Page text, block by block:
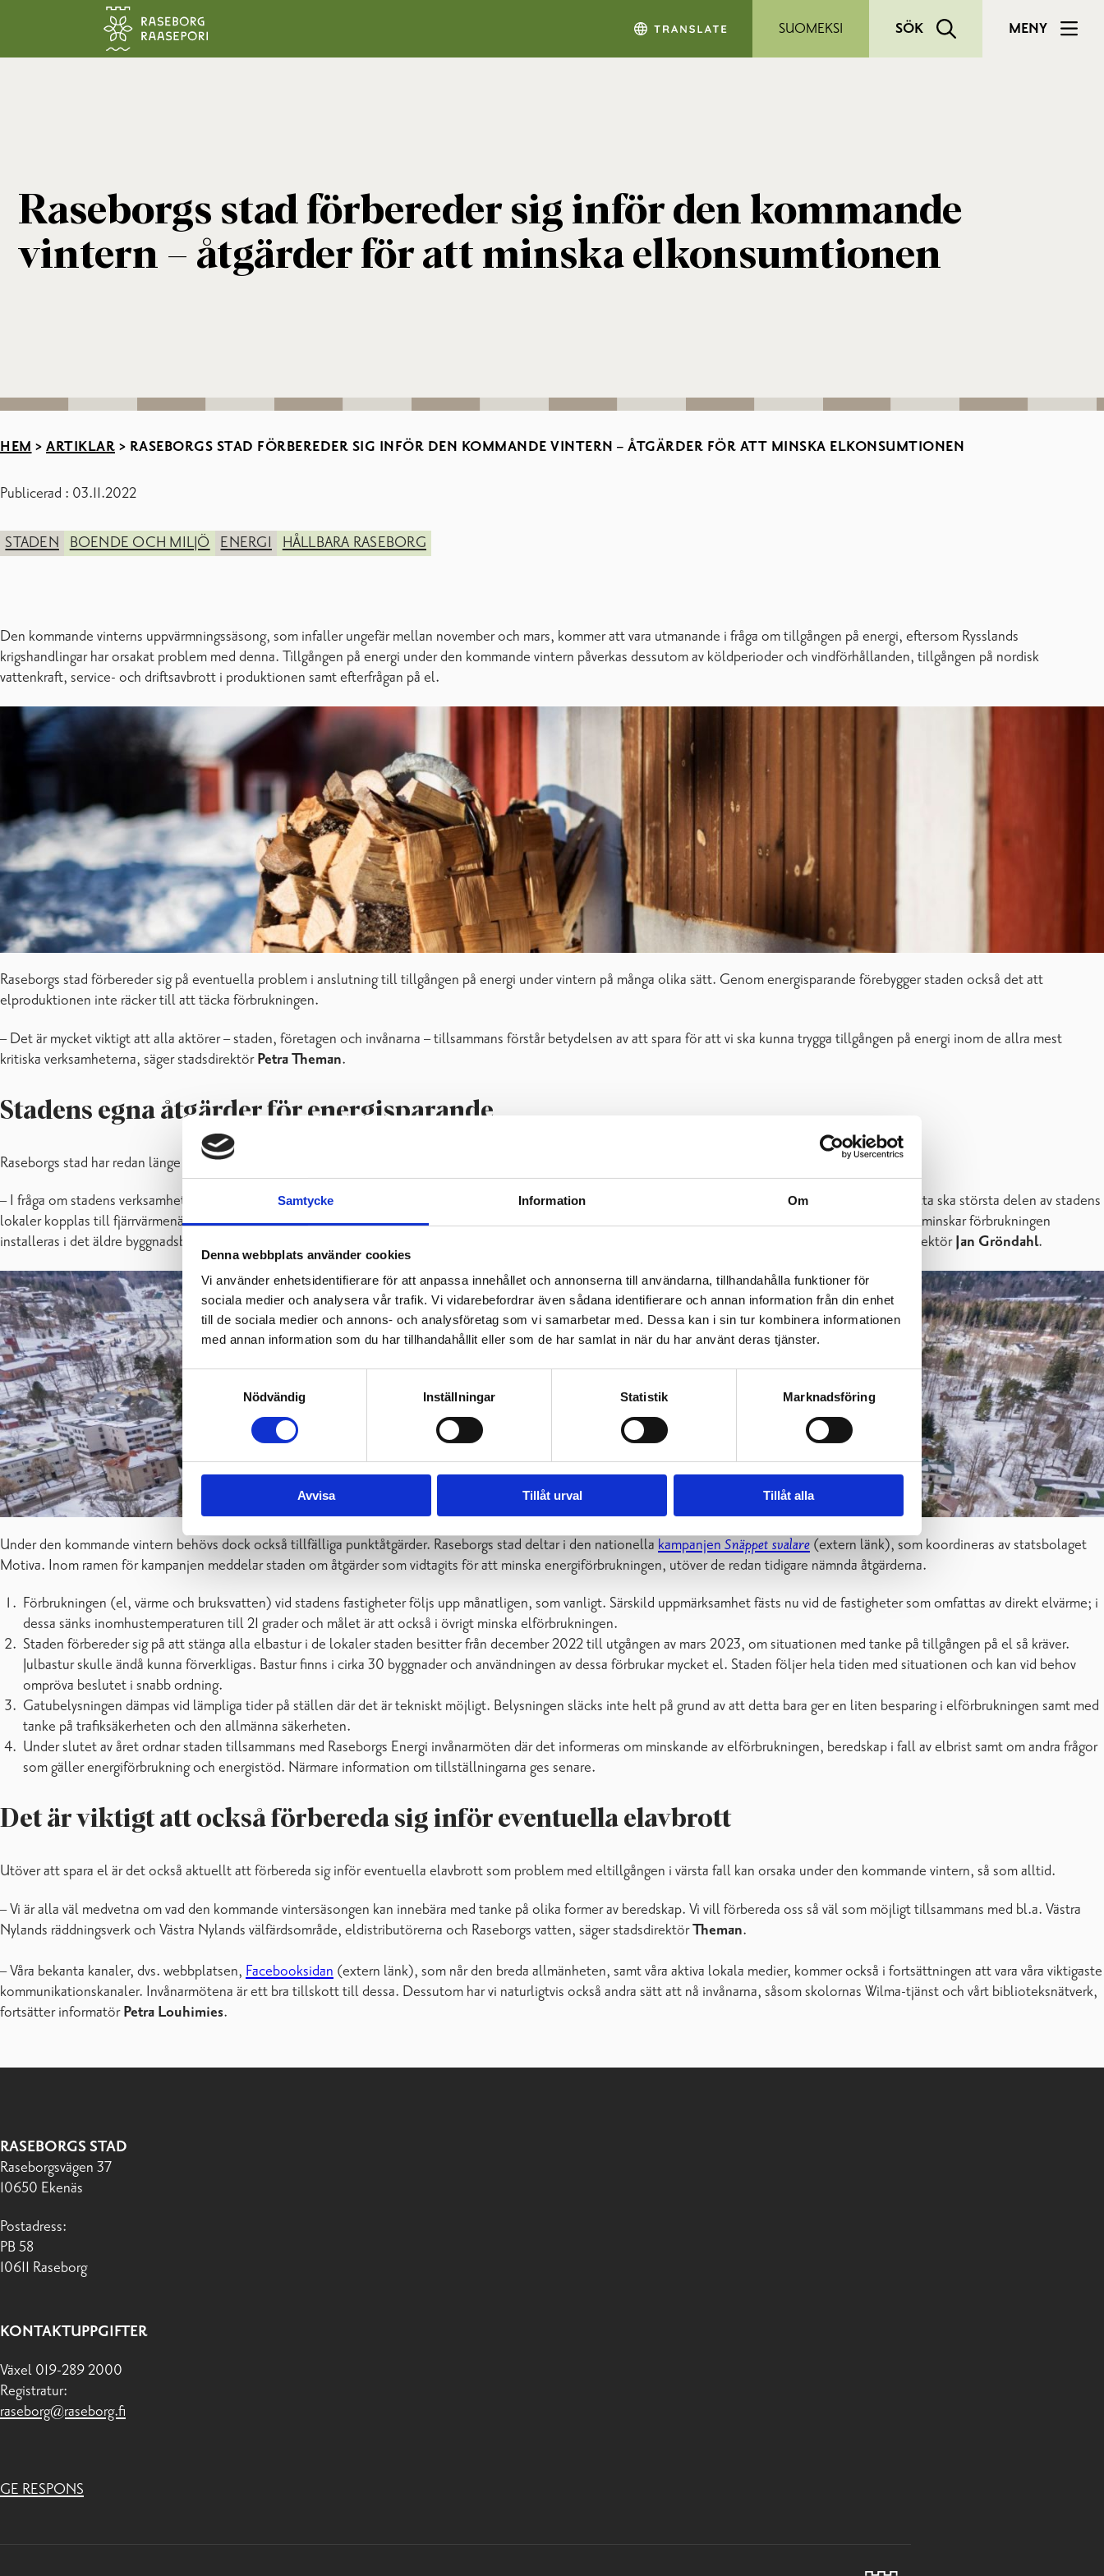
Samtycke Information Om
Denna webbplats använder cookies
Vi använder enhetsidentifierare för att anpassa innehållet och annonserna till användarna, tillhandahålla funktioner för
sociala medier och analysera vår trafik. Vi vidarebefordrar även sådana identifierare och annan information från din enhet
till de sociala medier och annons- och analysföretag som vi samarbetar med. Dessa kan i sin tur kombinera informationen
med annan information som du har tillhandahållit eller som de har samlat in när du har använt deras tjänster.
Samtyckesval
Nödvändig
Inställningar Statistik Marknadsföring
Avvisa Tillåt urval Tillåt alla
Hoppa till sidans innehåll
SUOMEKSI SÖK MENY
Raseborgs stad förbereder sig inför den kommande
vintern – åtgärder för att minska elkonsumtionen
HEM > ARTIKLAR > RASEBORGS STAD FÖRBEREDER SIG INFÖR DEN KOMMANDE VINTERN – ÅTGÄRDER FÖR ATT MINSKA ELKONSUMTIONEN
Publicerad : 03.11.2022
STADEN BOENDE OCH MILJÖ ENERGI HÅLLBARA RASEBORG
Den kommande vinterns uppvärmningssäsong, som infaller ungefär mellan november och mars, kommer att vara utmanande i fråga om tillgången på energi, eftersom Rysslands
krigshandlingar har orsakat problem med denna. Tillgången på energi under den kommande vintern påverkas dessutom av köldperioder och vindförhållanden, tillgången på nordisk
vattenkraft, service- och driftsavbrott i produktionen samt efterfrågan på el.
Raseborgs stad förbereder sig på eventuella problem i anslutning till tillgången på energi under vintern på många olika sätt. Genom energisparande förebygger staden också det att
elproduktionen inte räcker till att täcka förbrukningen.
– Det är mycket viktigt att alla aktörer – staden, företagen och invånarna – tillsammans förstår betydelsen av att spara för att vi ska kunna trygga tillgången på energi inom de allra mest
kritiska verksamheterna, säger stadsdirektörPetra Theman.
Stadens egna åtgärder för energisparande
Raseborgs stad har redan länge vidtagit planenliga åtgärder för att minska på energiförbrukningen.
– I fråga om stadens verksamheter uppstår den största effekten på lång sikt, om man går vidare med förbättringar enligt stadens investeringsprogram. Enligt detta ska största delen av stadens
lokaler kopplas till fjärrvärmenätet, gatubelysningen omvandlas till led-belysning och bl.a. solpaneler, andra energikällor, tilläggsisolering och automatik som minskar förbrukningen
installeras i det äldre byggnadsbeståndet i samband med renoveringar. Förbrukningen har redan minskat med ca 10 % jämfört med förra året, berättar teknisk direktör Jan Gröndahl.
Under den kommande vintern behövs dock också tillfälliga punktåtgärder. Raseborgs stad deltar i den nationella kampanjen Snäppet svalare (extern länk), som koordineras av statsbolaget
Motiva. Inom ramen för kampanjen meddelar staden om åtgärder som vidtagits för att minska energiförbrukningen, utöver de redan tidigare nämnda åtgärderna.
Förbrukningen (el, värme och bruksvatten) vid stadens fastigheter följs upp månatligen, som vanligt. Särskild uppmärksamhet fästs nu vid de fastigheter som omfattas av direkt elvärme; i
dessa sänks inomhustemperaturen till 21 grader och målet är att också i övrigt minska elförbrukningen.
Staden förbereder sig på att stänga alla elbastur i de lokaler staden besitter från december 2022 till utgången av mars 2023, om situationen med tanke på tillgången på el så kräver.
Julbastur skulle ändå kunna förverkligas. Bastur finns i cirka 30 byggnader och användningen av dessa förbrukar mycket el. Staden följer hela tiden med situationen och kan vid behov
ompröva beslutet i snabb ordning.
Gatubelysningen dämpas vid lämpliga tider på ställen där det är tekniskt möjligt. Belysningen släcks inte helt på grund av att detta bara ger en liten besparing i elförbrukningen samt med
tanke på trafiksäkerheten och den allmänna säkerheten.
Under slutet av året ordnar staden tillsammans med Raseborgs Energi invånarmöten där det informeras om minskande av elförbrukningen, beredskap i fall av elbrist samt om andra frågor
som gäller energiförbrukning och energistöd. Närmare information om tillställningarna ges senare.
Det är viktigt att också förbereda sig inför eventuella elavbrott
Utöver att spara el är det också aktuellt att förbereda sig inför eventuella elavbrott som problem med eltillgången i värsta fall kan orsaka under den kommande vintern, så som alltid.
– Vi är alla väl medvetna om vad den kommande vintersäsongen kan innebära med tanke på olika former av beredskap. Vi vill förbereda oss så väl som möjligt tillsammans med bl.a. Västra
Nylands räddningsverk och Västra Nylands välfärdsområde, eldistributörerna och Raseborgs vatten, säger stadsdirektörTheman.
– Våra bekanta kanaler, dvs. webbplatsen, Facebooksidan (extern länk), som når den breda allmänheten, samt våra aktiva lokala medier, kommer också i fortsättningen att vara våra viktigaste
kommunikationskanaler. Invånarmötena är ett bra tillskott till dessa. Dessutom har vi naturligtvis också andra sätt att nå invånarna, såsom skolornas Wilma-tjänst och vårt biblioteksnätverk,
fortsätter informatörPetra Louhimies.
RASEBORGS STAD
Raseborgsvägen 37
10650 Ekenäs
Postadress:
PB 58
10611 Raseborg
KONTAKTUPPGIFTER
Växel 019-289 2000
Registratur:
raseborg@raseborg.fi
GE RESPONS